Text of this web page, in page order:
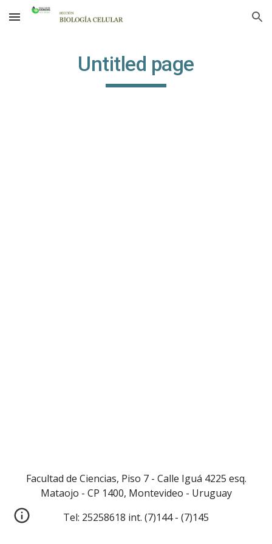
Skip to main content Skip to navigation
Untitled page
Facultad de Ciencias, Piso 7 - Calle Iguá 4225 esq.
Mataojo - CP 1400, Montevideo - Uruguay
Tel: 25258618 int. (7)144- (7)145